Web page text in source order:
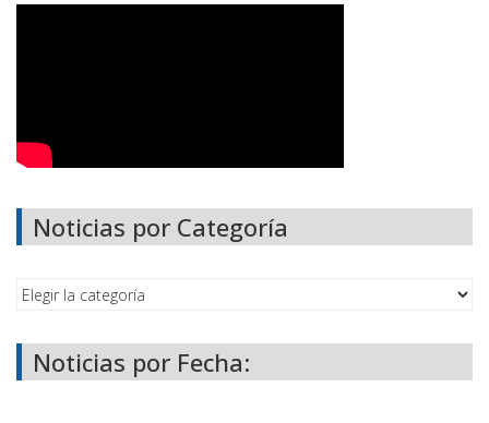
Noticias por Categoría
Noticias por Fecha: